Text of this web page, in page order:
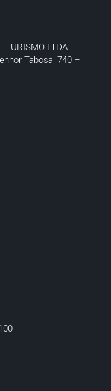
TURISMO LTDA
Tabosa, 740 –